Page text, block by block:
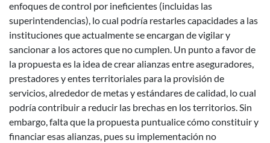
enfoques de control por ineficientes (incluidas las
superintendencias), lo cual podría restarles capacidades a las
instituciones que actualmente se encargan de vigilar y
sancionar a los actores que no cumplen. Un punto a favor de
la propuesta es la idea de crear alianzas entre aseguradores,
prestadores y entes territoriales para la provisión de
servicios, alrededor de metas y estándares de calidad, lo cual
podría contribuir a reducir las brechas en los territorios. Sin
embargo, falta que la propuesta puntualice cómo constituir y
financiar esas alianzas, pues su implementación no